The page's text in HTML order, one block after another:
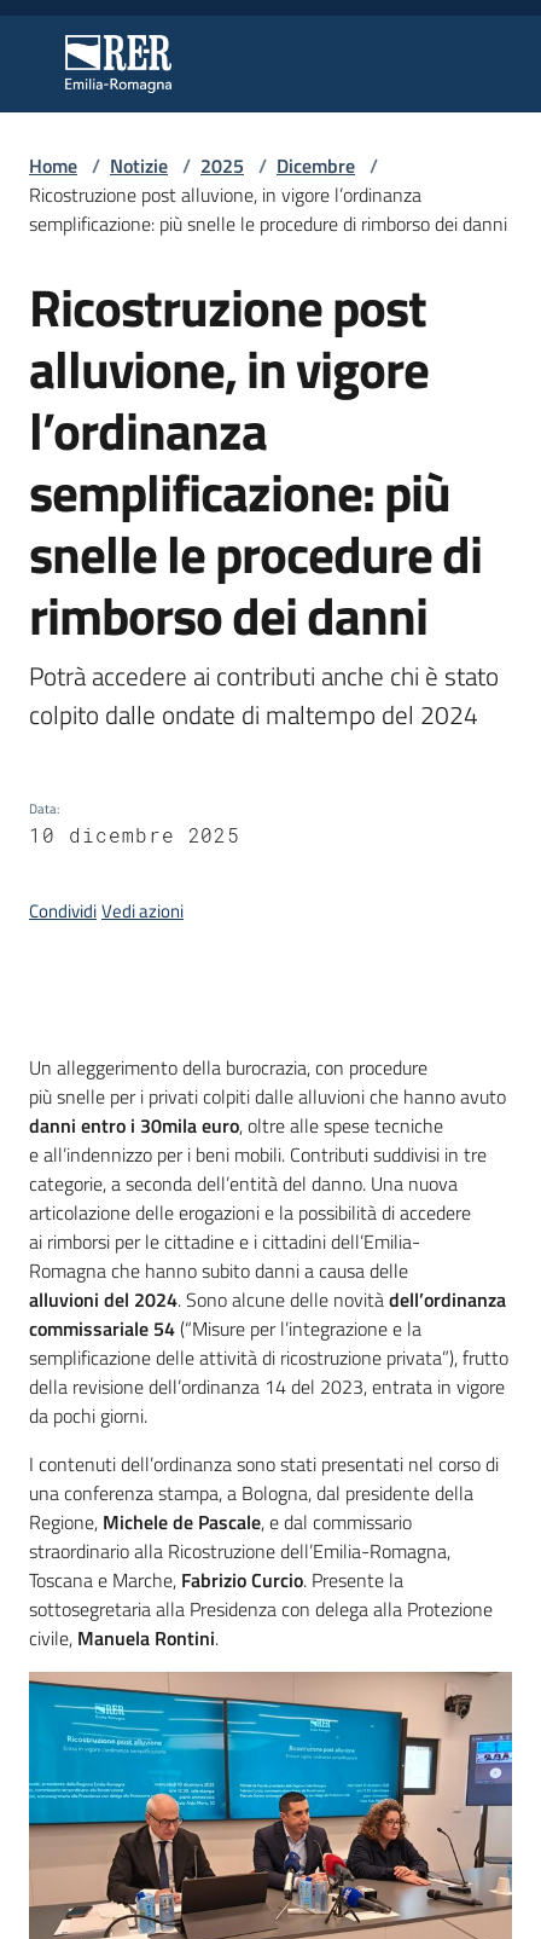
Regione Emilia-Romagna
Regione Emilia-Romagna
Regione
Novità
Servizi
Leggi
Bandi
Argomenti
comunicazione
Seguici
Home / Notizie / 2025 / Dicembre /
Ricostruzione post alluvione, in vigore l’ordinanza
semplificazione: più snelle le procedure di rimborso dei danni
Salta al contenuto
Ricostruzione post
alluvione, in vigore
l’ordinanza
semplificazione: più
snelle le procedure di
rimborso dei danni
Potrà accedere ai contributi anche chi è stato
colpito dalle ondate di maltempo del 2024
Data:
10 dicembre 2025
CondividiVedi azioni
Introduzione
Un alleggerimento della burocrazia, con procedure
più snelle per i privati colpiti dalle alluvioni che hanno avuto
danni entro i 30mila euro, oltre alle spese tecniche
e all’indennizzo per i beni mobili. Contributi suddivisi in tre
categorie, a seconda dell’entità del danno. Una nuova
articolazione delle erogazioni e la possibilità di accedere
ai rimborsi per le cittadine e i cittadini dell’Emilia-
Romagna che hanno subito danni a causa delle
alluvioni del 2024. Sono alcune delle novitàdell’ordinanza
commissariale 54(“Misure per l’integrazione e la
semplificazione delle attività di ricostruzione privata”), frutto
della revisione dell’ordinanza 14 del 2023, entrata in vigore
da pochi giorni.
I contenuti dell’ordinanza sono stati presentati nel corso di
una conferenza stampa, a Bologna, dal presidente della
Regione, Michele de Pascale, e dal commissario
straordinario alla Ricostruzione dell’Emilia-Romagna,
Toscana e Marche, Fabrizio Curcio. Presente la
sottosegretaria alla Presidenza con delega alla Protezione
civile, Manuela Rontini.